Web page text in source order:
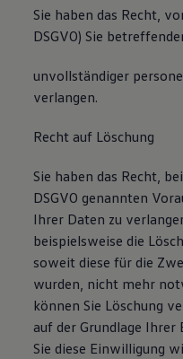
Sie haben das Recht,
DSGVO) Sie
unvollständiger
verlangen.
Recht auf Löschung
Sie haben das Recht,
DSGVO genannten
Ihrer Daten zu
beispielsweise die
soweit diese für die
wurden, nicht mehr
können Sie Löschung
auf der Grundlage
Sie diese Einwilligung